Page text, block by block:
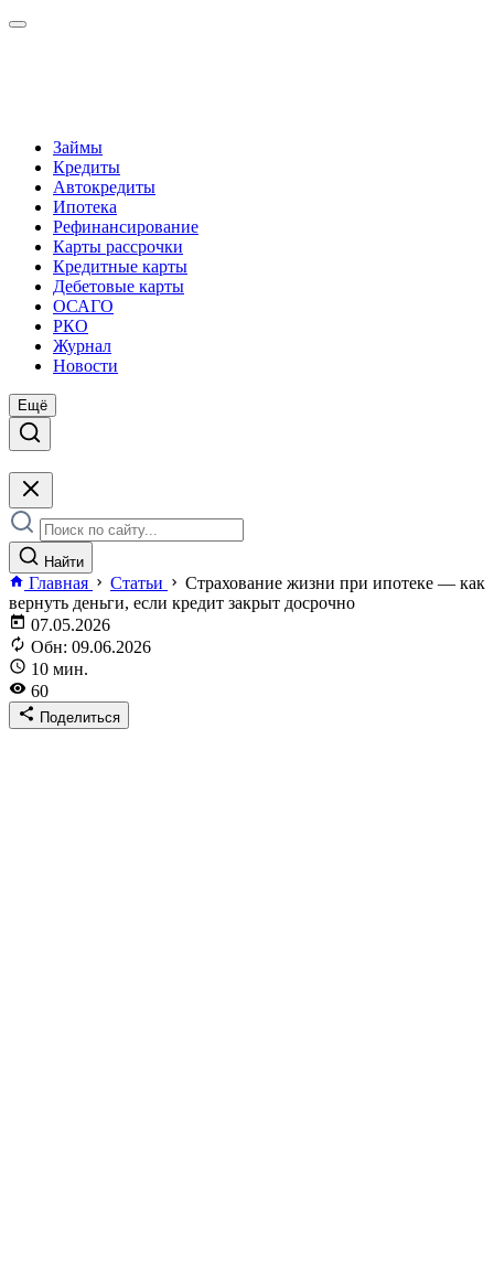
Займы
Кредиты
Автокредиты
Ипотека
Рефинансирование
Карты рассрочки
Кредитные карты
Дебетовые карты
ОСАГО
РКО
Журнал
Новости
Ещё
Найти
Главная Статьи
Страхование жизни при ипотеке — как
вернуть деньги, если кредит закрыт досрочно
07.05.2026
Обн: 09.06.2026
10 мин.
60
Поделиться